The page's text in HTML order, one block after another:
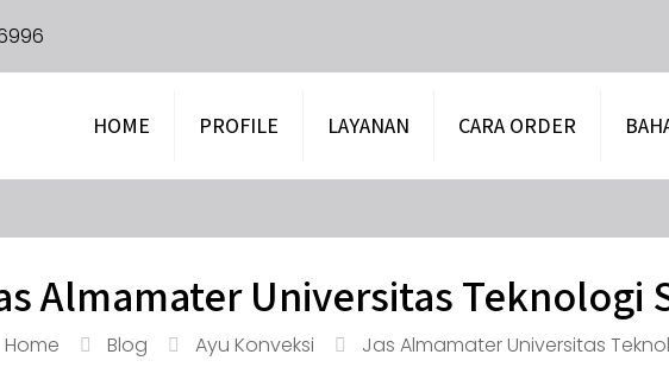
HOME PROFILE LAYANAN CARA ORDER
Almamater Universitas Teknologi
Home Blog Ayu Konveksi Jas Almamater Universitas